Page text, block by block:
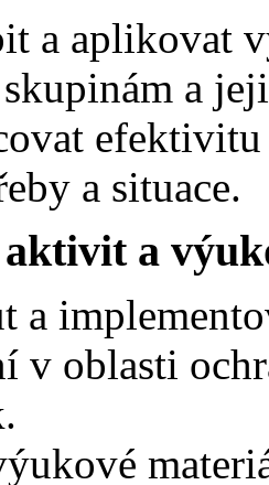
a aplikovat
a
a situace.
a
a
v oblasti